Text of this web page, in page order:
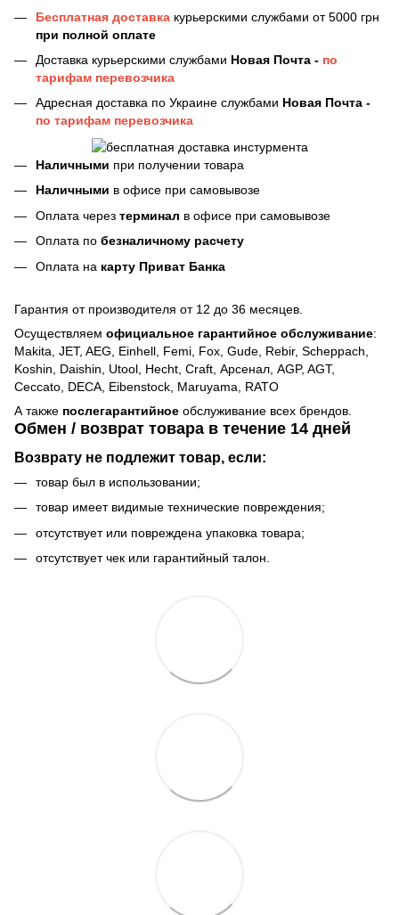
Бесплатная доставка курьерскими службами от 5000 грн
при полной оплате
Доставка курьерскими службами Новая Почта - по
тарифам перевозчика
Адресная доставка по Украине службами Новая Почта -
по тарифам перевозчика
Наличными при получении товара
Наличными в офисе при самовывозе
Оплата через терминал в офисе при самовывозе
Оплата по безналичному расчету
Оплата на карту Приват Банка
Гарантия от производителя от 12 до 36 месяцев.
Осуществляем официальное гарантийное обслуживание:
Makita, JET, AEG, Einhell, Femi, Fox, Gude, Rebir, Scheppach,
Koshin, Daishin, Utool, Hecht, Craft, Арсенал, AGP, AGT,
Ceccato, DECA, Eibenstock, Maruyama, RATO
А также послегарантийное обслуживание всех брендов.
Обмен / возврат товара в течение 14 дней
Возврату не подлежит товар, если:
товар был в использовании;
товар имеет видимые технические повреждения;
отсутствует или повреждена упаковка товара;
отсутствует чек или гарантийный талон.